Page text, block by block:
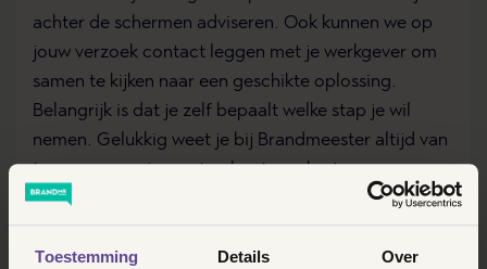
Toestemming Details Over
achter de schermen adviseren. Ook kunnen we op
jouw verzoek contact leggen met je werkgever om
samen te kijken naar een geschikte oplossing.
Belangrijk is dat je zelf bepaalt welke stap je wil
nemen. Gelukkig weet je bij Brandmeester altijd van
te voren waar je aan toe bent qua kosten.